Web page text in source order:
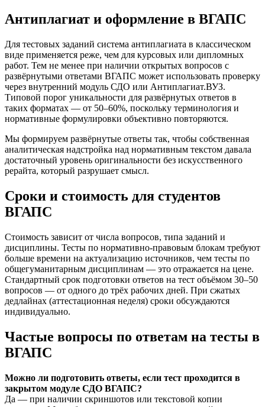
Антиплагиат и оформление в ВГАПС
Для тестовых заданий система антиплагиата в классическом
виде применяется реже, чем для курсовых или дипломных
работ. Тем не менее при наличии открытых вопросов с
развёрнутыми ответами ВГАПС может использовать проверку
через внутренний модуль СДО или Антиплагиат.ВУЗ.
Типовой порог уникальности для развёрнутых ответов в
таких форматах — от 50–60%, поскольку терминология и
нормативные формулировки объективно повторяются.
Мы формируем развёрнутые ответы так, чтобы собственная
аналитическая надстройка над нормативным текстом давала
достаточный уровень оригинальности без искусственного
рерайта, который разрушает смысл.
Сроки и стоимость для студентов
ВГАПС
Стоимость зависит от числа вопросов, типа заданий и
дисциплины. Тесты по нормативно-правовым блокам требуют
больше времени на актуализацию источников, чем тесты по
общегуманитарным дисциплинам — это отражается на цене.
Стандартный срок подготовки ответов на тест объёмом 30–50
вопросов — от одного до трёх рабочих дней. При сжатых
дедлайнах (аттестационная неделя) сроки обсуждаются
индивидуально.
Частые вопросы по ответам на тесты в
ВГАПС
Можно ли подготовить ответы, если тест проходится в
закрытом модуле СДО ВГАПС?
Да — при наличии скриншотов или текстовой копии